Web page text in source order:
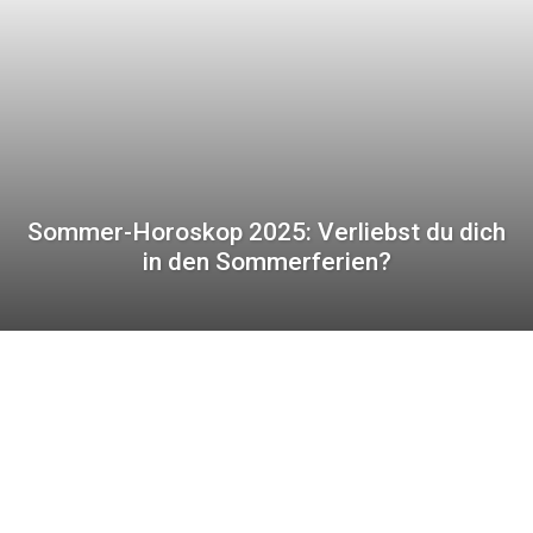
Sommer-Horoskop 2025: Verliebst du dich
in den Sommerferien?